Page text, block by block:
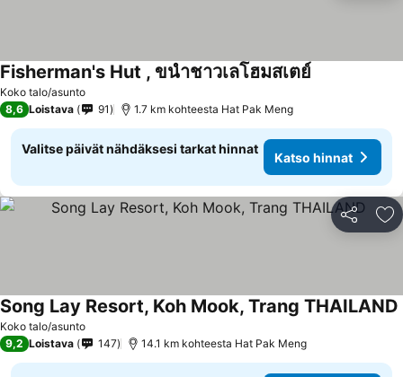
Koko talo/asunto
Fisherman's Hut , ขนำชาวเลโฮมสเตย์
8,6 Loistava 91 1.7 km kohteesta Hat Pak Meng
Valitse päivät nähdäksesi tarkat hinnat
Katso hinnat
Jaa
Koko talo/asunto
Song Lay Resort, Koh Mook, Trang THAILAND
9,2 Loistava 147 14.1 km kohteesta Hat Pak Meng